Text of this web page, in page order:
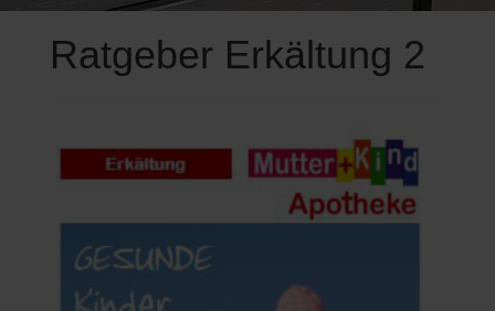
Ratgeber Erkältung 2